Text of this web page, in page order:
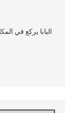
البابا يركع في